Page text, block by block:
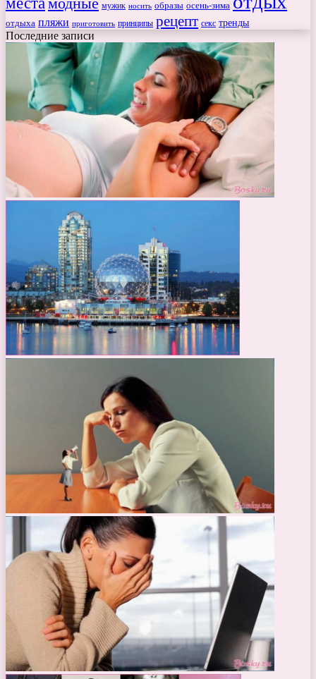
модные мужик носить образы осень-зима
отдыха пляжи приготовить принципы рецепт секс тренды
Последние записи